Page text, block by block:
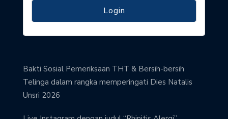
Bakti Sosial Pemeriksaan THT & Bersih-bersih
Telinga dalam rangka memperingati Dies Natalis
Unsri 2026